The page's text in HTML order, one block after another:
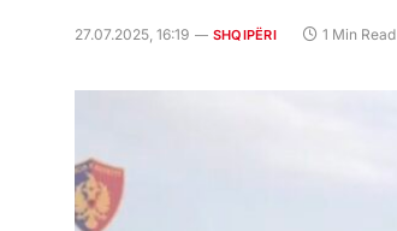
27.07.2025, 16:19 SHQIPËRI 1 Min Read